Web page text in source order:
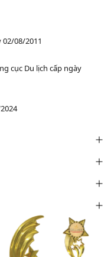
02/08/2011
cục Du lịch cấp ngày